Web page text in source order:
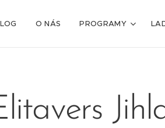
O NÁS PROGRAMY